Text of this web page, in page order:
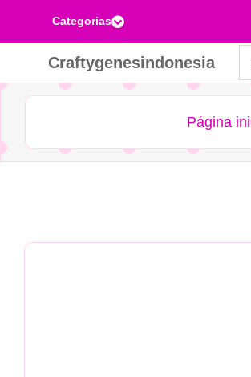
Categorias
Craftygenesindonesia
Página